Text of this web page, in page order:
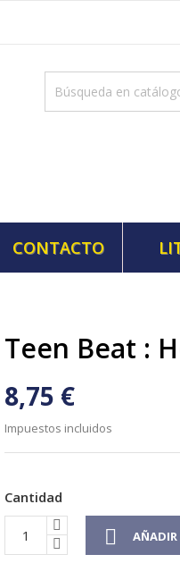
CONTACTO
Teen Beat :
8,75 €
Impuestos incluidos
Cantidad
 AÑADIR